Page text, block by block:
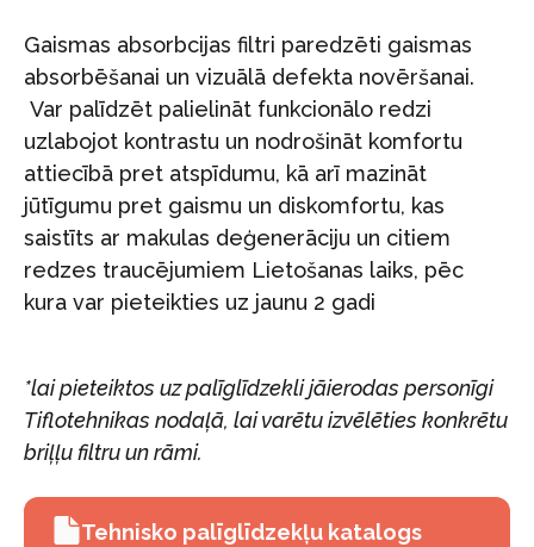
Gaismas absorbcijas filtri paredzēti gaismas
absorbēšanai un vizuālā defekta novēršanai.
Var palīdzēt palielināt funkcionālo redzi
uzlabojot kontrastu un nodrošināt komfortu
attiecībā pret atspīdumu, kā arī mazināt
jūtīgumu pret gaismu un diskomfortu, kas
saistīts ar makulas deģenerāciju un citiem
redzes traucējumiem Lietošanas laiks, pēc
kura var pieteikties uz jaunu 2 gadi
*lai pieteiktos uz palīglīdzekli jāierodas personīgi
Tiflotehnikas nodaļā, lai varētu izvēlēties konkrētu
briļļu filtru un rāmi.
Tehnisko palīglīdzekļu katalogs